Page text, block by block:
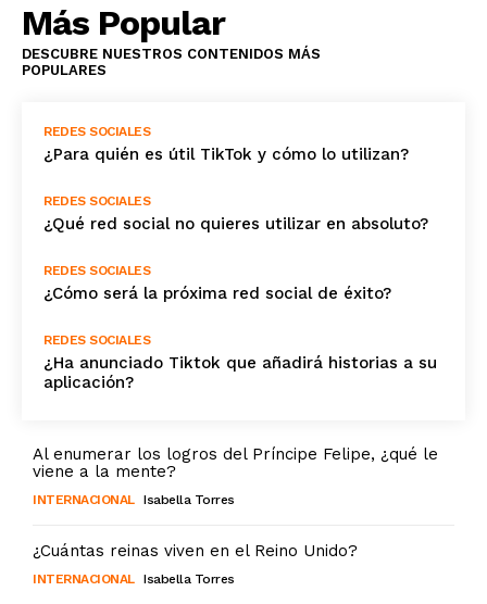
Más Popular
DESCUBRE NUESTROS CONTENIDOS MÁS
POPULARES
REDES SOCIALES
¿Para quién es útil TikTok y cómo lo utilizan?
REDES SOCIALES
¿Qué red social no quieres utilizar en absoluto?
REDES SOCIALES
¿Cómo será la próxima red social de éxito?
REDES SOCIALES
¿Ha anunciado Tiktok que añadirá historias a su
aplicación?
Al enumerar los logros del Príncipe Felipe, ¿qué le
viene a la mente?
INTERNACIONAL Isabella Torres
¿Cuántas reinas viven en el Reino Unido?
INTERNACIONAL Isabella Torres